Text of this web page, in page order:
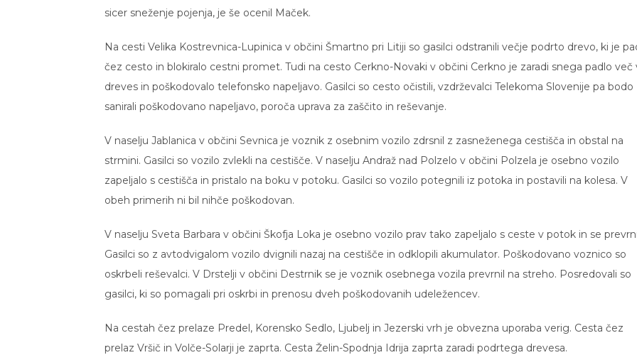
sicer sneženje pojenja, je še ocenil Maček.
Na cesti Velika Kostrevnica-Lupinica v občini Šmartno pri Litiji so gasilci odstranili večje podrto drevo, ki je
čez cesto in blokiralo cestni promet. Tudi na cesto Cerkno-Novaki v občini Cerkno je zaradi snega padlo več
dreves in poškodovalo telefonsko napeljavo. Gasilci so cesto očistili, vzdrževalci Telekoma Slovenije pa bodo
sanirali poškodovano napeljavo, poroča uprava za zaščito in reševanje.
V naselju Jablanica v občini Sevnica je voznik z osebnim vozilo zdrsnil z zasneženega cestišča in obstal na
strmini. Gasilci so vozilo zvlekli na cestišče. V naselju Andraž nad Polzelo v občini Polzela je osebno vozilo
zapeljalo s cestišča in pristalo na boku v potoku. Gasilci so vozilo potegnili iz potoka in postavili na kolesa. V
obeh primerih ni bil nihče poškodovan.
V naselju Sveta Barbara v občini Škofja Loka je osebno vozilo prav tako zapeljalo s ceste v potok in se
Gasilci so z avtodvigalom vozilo dvignili nazaj na cestišče in odklopili akumulator. Poškodovano voznico so
oskrbeli reševalci. V Drstelji v občini Destrnik se je voznik osebnega vozila prevrnil na streho. Posredovali so
gasilci, ki so pomagali pri oskrbi in prenosu dveh poškodovanih udeležencev.
Na cestah čez prelaze Predel, Korensko Sedlo, Ljubelj in Jezerski vrh je obvezna uporaba verig. Cesta čez
prelaz Vršič in Volče-Solarji je zaprta. Cesta Želin-Spodnja Idrija zaprta zaradi podrtega drevesa.